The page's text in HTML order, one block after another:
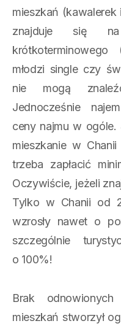
mieszkań
znajduje się na
młodzi single czy
nie mogą
Jednocześnie
ceny najmu w
mieszkanie w Chanii
trzeba zapłacić
Oczywiście, jeżeli
Tylko w Chanii od
wzrosły nawet o
szczególnie
o 100%!
Brak
mieszkań stworzył